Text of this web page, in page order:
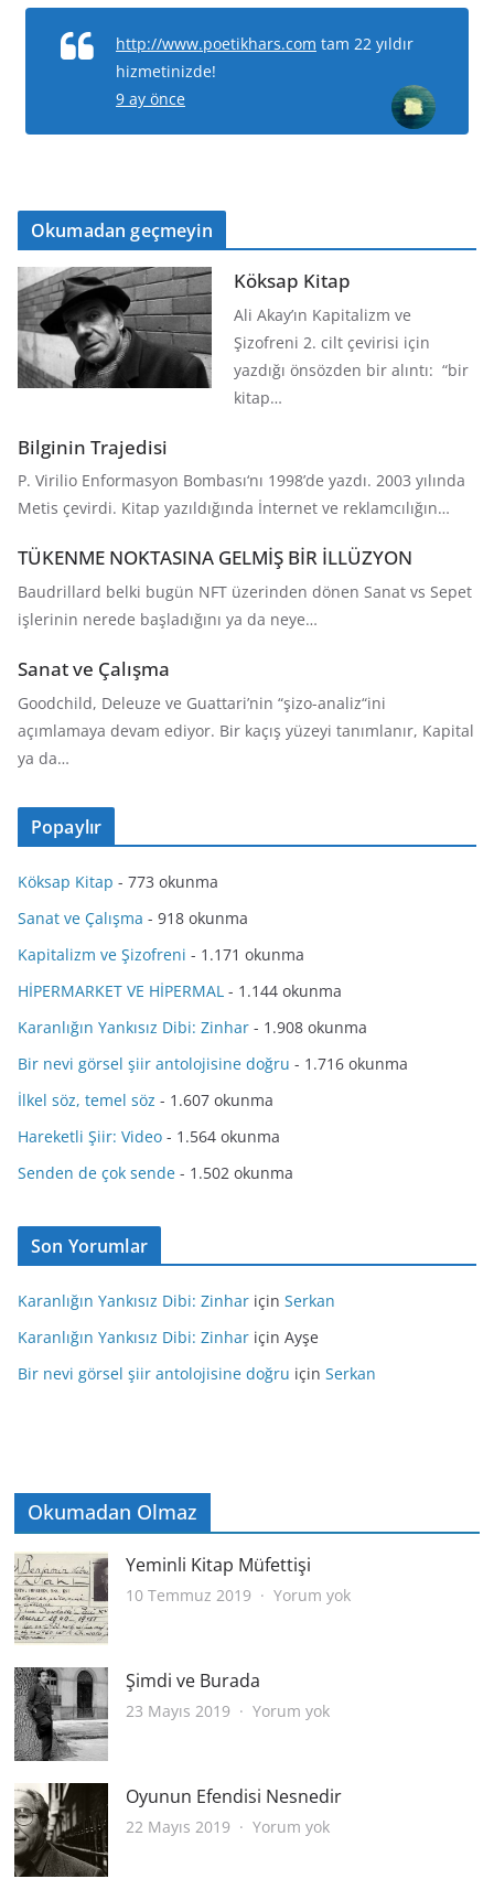
http://www.poetikhars.com tam 22 yıldır
hizmetinizde!
9 ay önce
Okumadan geçmeyin
Köksap Kitap
Ali Akay’ın Kapitalizm ve
Şizofreni 2. cilt çevirisi için
yazdığı önsözden bir alıntı: “bir
kitap…
Bilginin Trajedisi
P. Virilio Enformasyon Bombası‘nı 1998’de yazdı. 2003 yılında
Metis çevirdi. Kitap yazıldığında İnternet ve reklamcılığın…
TÜKENME NOKTASINA GELMİŞ BİR İLLÜZYON
Baudrillard belki bugün NFT üzerinden dönen Sanat vs Sepet
işlerinin nerede başladığını ya da neye…
Sanat ve Çalışma
Goodchild, Deleuze ve Guattari’nin “şizo-analiz“ini
açımlamaya devam ediyor. Bir kaçış yüzeyi tanımlanır, Kapital
ya da…
Popaylır
Köksap Kitap - 773 okunma
Sanat ve Çalışma - 918 okunma
Kapitalizm ve Şizofreni - 1.171 okunma
HİPERMARKET VE HİPERMAL - 1.144 okunma
Karanlığın Yankısız Dibi: Zinhar - 1.908 okunma
Bir nevi görsel şiir antolojisine doğru - 1.716 okunma
İlkel söz, temel söz - 1.607 okunma
Hareketli Şiir: Video - 1.564 okunma
Senden de çok sende - 1.502 okunma
Son Yorumlar
Karanlığın Yankısız Dibi: Zinhar için Serkan
Karanlığın Yankısız Dibi: Zinhar için Ayşe
Bir nevi görsel şiir antolojisine doğru için Serkan
Okumadan Olmaz
Yeminli Kitap Müfettişi
10 Temmuz 2019 Yorum yokYeminli
Şimdi ve Burada
23 Mayıs 2019 Yorum yokŞimdi
Oyunun Efendisi Nesnedir
22 Mayıs 2019 Yorum yokOyunun